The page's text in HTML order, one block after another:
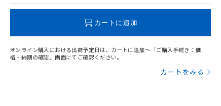
カートに追加
オンライン購入における出荷予定日は、カートに追加～「ご購入手続き：価
格・納期の確認」画面にてご確認ください。
カートをみる